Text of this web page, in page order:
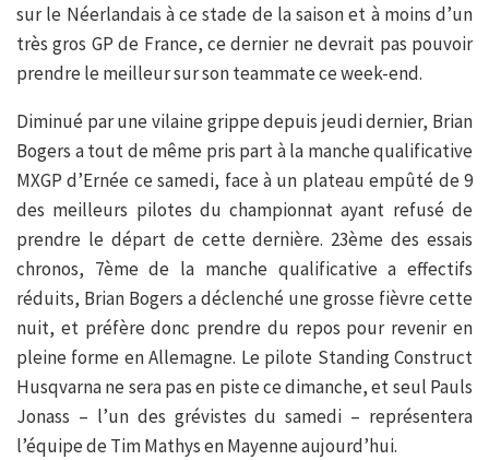
sur le Néerlandais à ce stade de la saison et à moins d’un
très gros GP de France, ce dernier ne devrait pas pouvoir
prendre le meilleur sur son teammate ce week-end.
Diminué par une vilaine grippe depuis jeudi dernier, Brian
Bogers a tout de même pris part à la manche qualificative
MXGP d’Ernée ce samedi, face à un plateau empûté de 9
des meilleurs pilotes du championnat ayant refusé de
prendre le départ de cette dernière. 23ème des essais
chronos, 7ème de la manche qualificative a effectifs
réduits, Brian Bogers a déclenché une grosse fièvre cette
nuit, et préfère donc prendre du repos pour revenir en
pleine forme en Allemagne. Le pilote Standing Construct
Husqvarna ne sera pas en piste ce dimanche, et seul Pauls
Jonass – l’un des grévistes du samedi – représentera
l’équipe de Tim Mathys en Mayenne aujourd’hui.